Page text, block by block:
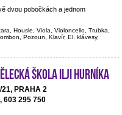
dvou pobočkách a jednom
Housle, Viola, Violoncello, Trubka,
Pozoun, Klavír, El. klávesy,
škola Ilji Hurníka
PRAHA 2
603 295 750